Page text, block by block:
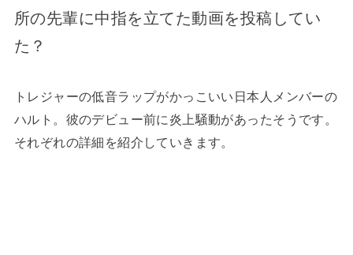
所の先輩に中指を立てた動画を投稿してい
た？
トレジャーの低音ラップがかっこいい日本人メンバーの
ハルト。彼のデビュー前に炎上騒動があったそうです。
それぞれの詳細を紹介していきます。